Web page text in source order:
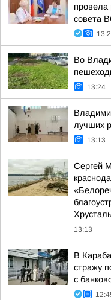
провела
совета
Во
13:24
лучших
13:13
Сергей
13:13
В
стражу
с